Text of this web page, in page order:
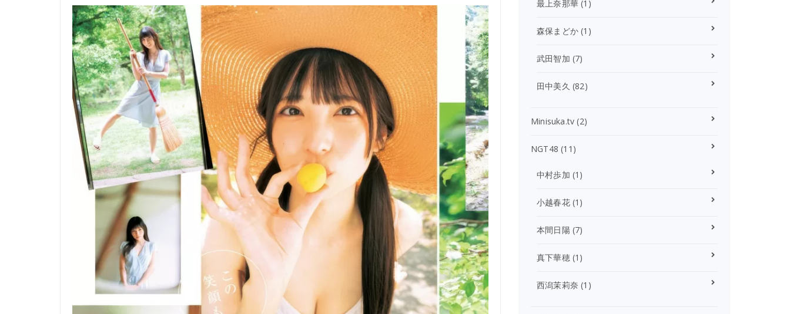
最上奈那華 (1)
森保まどか (1)
武田智加 (7)
田中美久 (82)
Minisuka.tv (2)
NGT48 (11)
中村歩加 (1)
小越春花(1)
本間日陽(7)
真下華穂(1)
西潟茉莉奈 (1)